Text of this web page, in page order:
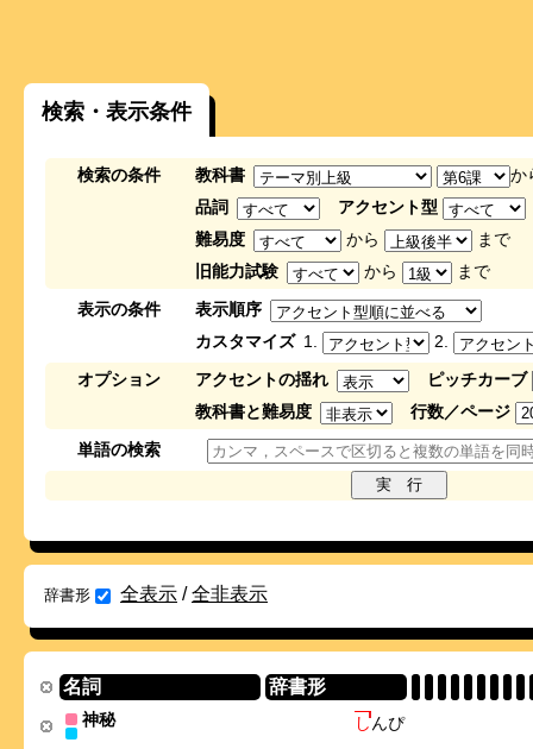
検索・表示条件
検索の条件 教科書
か
品詞
アクセント型
難易度
から
まで
旧能力試験
から
まで
表示の条件
表示順序
カスタマイズ 1.
2.
オプション
アクセントの揺れ
ピッチカーブ
教科書と難易度
行数／ページ
単語の検索
辞書形 全表示 /全非表示
名詞 辞書形
神秘 しんぴ